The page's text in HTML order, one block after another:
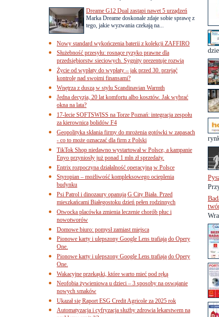
Dreame G12 Dual zastąpi nawet 5 urządzeń
Marka Dreame doskonale zdaje sobie sprawę z
tego, jakie wyzwania czekają na...
Nowy standard wykończenia baterii z kolekcji ZAFFIRO
Służebność przesyłu: rosnące ryzyko prawne dla
przedsiębiorstw sieciowych. Sygnity prezentuje rozwią
Życie od wypłaty do wypłaty – jak przed 30. przejąć
kontrolę nad swoimi finansami?
Wnętrza z duszą w stylu Scandinavian Warmth
Jedna decyzja, 20 lat komfortu albo kosztów. Jak wybrać
okna na lata?
17-lecie SOFTSWISS na Torze Poznań: integracja zespołu
za kierownicą bolidów F4
Geopolityka skłania firmy do mrożenia gotówki w zapasach
- co to może oznaczać dla firm z Polski
TikTok Shop niedawno wystartował w Polsce, a kampanie
Enyo przyniosły już ponad 1 mln zł sprzedaży.
Entrix rozpoczyna działalność operacyjną w Polsce
Styropian – możliwość kompleksowego ocieplenia
budynku
Psi Patrol i dinozaury opanują G City Biała. Przed
mieszkańcami Białegostoku dzień pełen rodzinnych
Otwocka placówka zmienia leczenie chorób płuc i
nowotworów
Domowe biuro: pomysł zamiast miejsca
Pionowe karty i ulepszony Google Lens trafiają do Opery
One.
Pionowe karty i ulepszony Google Lens trafiają do Opery
One.
Wakacyjne przekąski, które warto mieć pod ręką
Neofobia żywieniowa u dzieci – 3 sposoby na oswajanie
nowych smaków
Ukazał się Raport ESG Credit Agricole za 2025 rok
Automatyzacja i cyfryzacja służby zdrowia lekarstwem na